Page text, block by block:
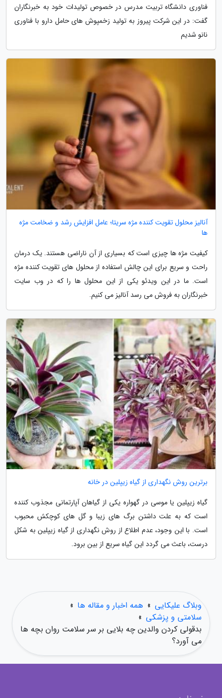
فناوری دانشگاه تربیت مدرس در خصوص تولیدات خود به خبرنگاران
گفت: در این شرکت پیروز به تولید زخمپوش های حامل دارو با فناوری
نانو شدیم
آنالیز محلول تقویت کننده مژه سریتا؛ عامل افزایش رشد و ضخامت مژه
ها
کیفیت مژه ها چیزی است که بسیاری از آن ناراضی هستند. یک درمان
راحت و سریع برای این چالش استفاده از محلول های تقویت کننده مژه
است. ما در این ویدئو یکی از این محلول ها را که در وب سایت
خبرنگاران به فروش می رسد آنالیز می کنیم.
برترین روش نگهداری از گیاه زیپلین در خانه
گیاه زیپلین یا موسی در گهواره یکی از گیاهان آپارتمانی مجذوب کننده
است که به علت داشتن برگ های زیبا و گل های کوچکش محبوب
است. با این وجود، عدم اطلاع از روش نگهداری از گیاه زیپلین به شکل
درست، باعث می گردد این گیاه سریع از بین برود.
وبلاگ علیکایی » همه اخبار و مقاله ها »
سلامتی و پزشکی »
بدقولی کردن والدین چه بلایی بر سر سلامت روان بچه ها
می آورد؟